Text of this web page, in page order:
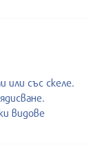
или със скеле.
видове